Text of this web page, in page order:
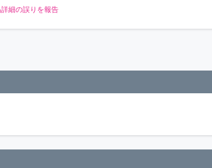
細の誤りを報告